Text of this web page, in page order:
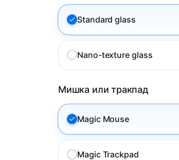
Standard glass
Nano-texture glass
Мишка или тракпад
Magic Mouse
Magic Trackpad